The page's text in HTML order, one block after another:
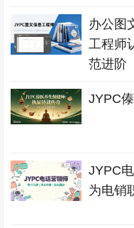
办公图
工程师
范进阶
JYPC
JYPC
为电销